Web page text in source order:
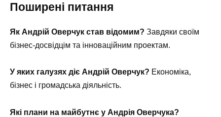
Поширені питання
Як Андрій Оверчук став відомим? Завдяки своїм
бізнес-досвідцім та інноваційним проектам.
У яких галузях діє Андрій Оверчук? Економіка,
бізнес і громадська діяльність.
Які плани на майбутнє у Андрія Оверчука?